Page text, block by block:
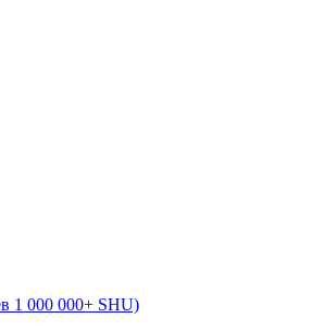
1 000 000+ SHU)